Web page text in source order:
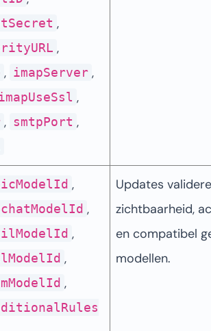
, imapServer
, smtpPort
Updates
zichtbaarheid,
en compatibel
modellen.